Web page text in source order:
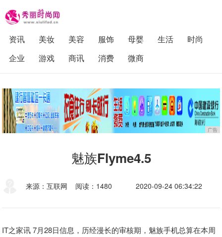
资讯 美妆 美容 服饰 母婴 生活
时尚
企业
游戏 商讯 消费 微商
广告
魅族Flyme4.5
来源：互联网 阅读：1480 2020-09-24 06:34:22
IT之家讯 7月28日信息，历经漫长的审核期，魅族手机总算在本周